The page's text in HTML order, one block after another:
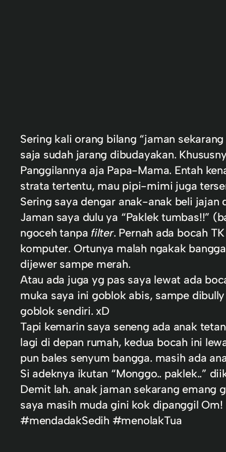
Sering kali orang bilang “jaman
saja sudah jarang dibudayakan.
Panggilannya aja Papa-Mama. Entah
strata tertentu, mau pipi-mimi juga
Sering saya dengar anak-anak beli jajan
Jaman saya dulu ya “Paklek tumbas!!”
ngoceh tanpa filter. Pernah ada bocah
komputer. Ortunya malah ngakak
dijewer sampe merah.
Atau ada juga yg pas saya lewat ada
muka saya ini goblok abis, sampe
goblok sendiri. xD
Tapi kemarin saya seneng ada anak
lagi di depan rumah, kedua bocah ini
pun bales senyum bangga. masih ada
Si adeknya ikutan “Monggo.. paklek..”
Demit lah. anak jaman sekarang emang
saya masih muda gini kok dipanggil Om!
‪#‎mendadakSedih‬ ‪#‎menolakTua‬